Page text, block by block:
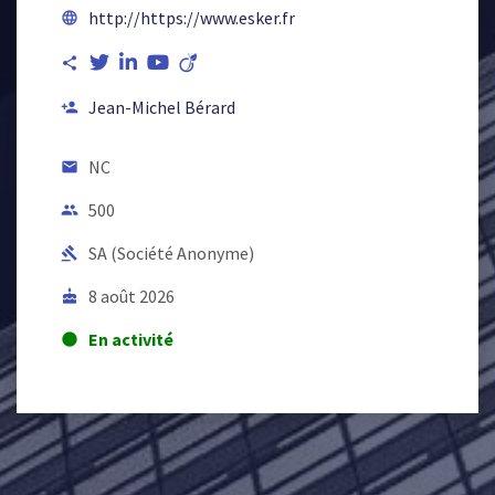
language http://https://www.esker.fr
share
person_add Jean-Michel Bérard
email NC
people 500
gavel SA (Société Anonyme)
cake 8 août 2026
lens En activité